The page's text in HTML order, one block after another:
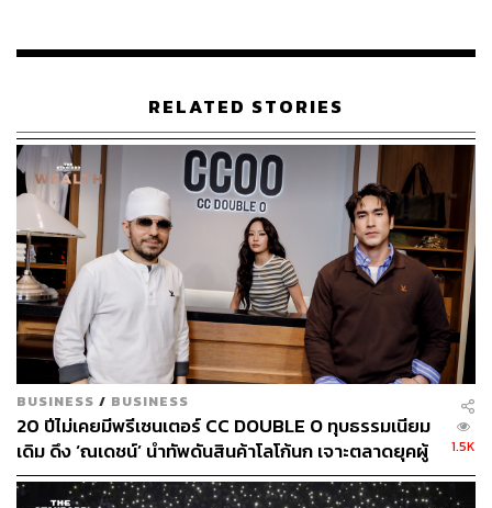
RELATED STORIES
BUSINESS / BUSINESS
20 ปีไม่เคยมีพรีเซนเตอร์ CC DOUBLE O ทุบธรรมเนียม
เดิม ดึง ‘ณเดชน์’ นำทัพดันสินค้าโลโก้นก เจาะตลาดยุคผู้
บริโภคเน้นความคุ้มค่า
1.5K